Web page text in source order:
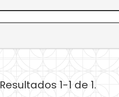
Resultados 1-1 de 1.